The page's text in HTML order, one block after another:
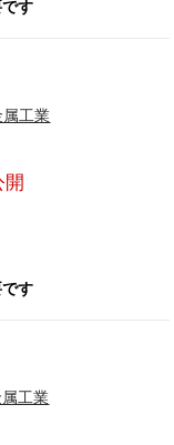
す
属工業
開
す
工業